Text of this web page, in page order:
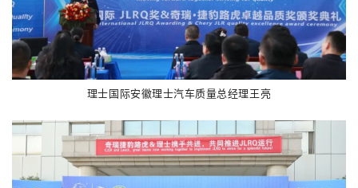
理士国际安徽理士汽车质量总经理王亮